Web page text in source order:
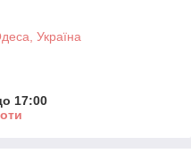
Україна
17:00